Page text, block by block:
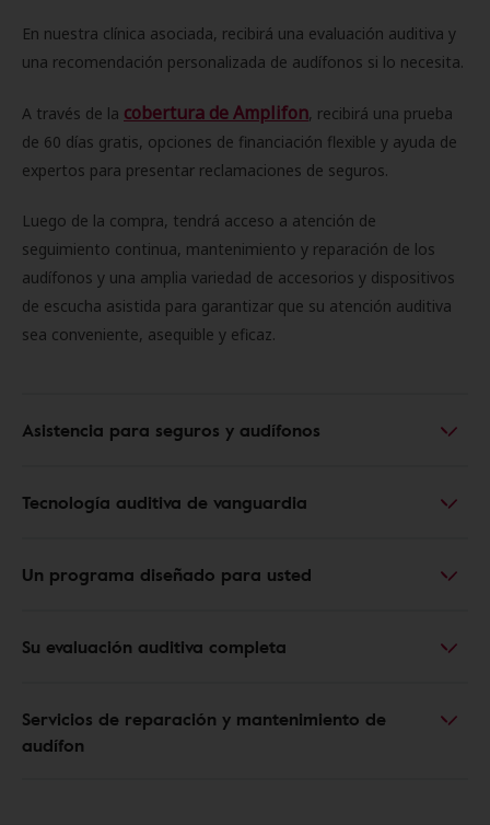
En nuestra clínica asociada, recibirá una evaluación auditiva y
una recomendación personalizada de audífonos si lo necesita.
A través de la cobertura de Amplifon, recibirá una prueba
de 60 días gratis, opciones de financiación flexible y ayuda de
expertos para presentar reclamaciones de seguros.
Luego de la compra, tendrá acceso a atención de
seguimiento continua, mantenimiento y reparación de los
audífonos y una amplia variedad de accesorios y dispositivos
de escucha asistida para garantizar que su atención auditiva
sea conveniente, asequible y eficaz.
Asistencia para seguros y audífonos
Tecnología auditiva de vanguardia
Un programa diseñado para usted
Su evaluación auditiva completa
Servicios de reparación y mantenimiento de
audífon